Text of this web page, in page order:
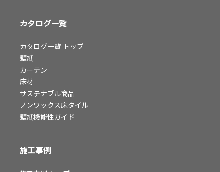
よくあるご質問
非住宅案件に関するお問い合わせ
事業紹介
スペースソリューション事業
カタログ一覧
カタログ一覧 トップ
壁紙
カーテン
床材
サステナブル商品
ノンワックス床タイル
壁紙機能性ガイド
施工事例